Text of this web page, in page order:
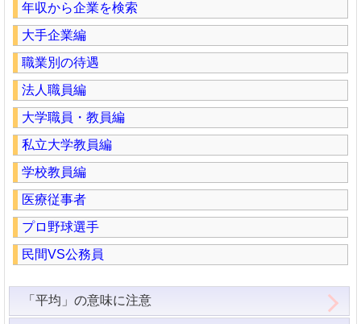
年収から企業を検索
大手企業編
職業別の待遇
法人職員編
大学職員・教員編
私立大学教員編
学校教員編
医療従事者
プロ野球選手
民間VS公務員
「平均」の意味に注意